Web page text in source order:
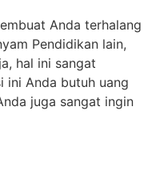
Anda terhalang
Pendidikan lain,
hal ini sangat
ini Anda butuh uang
juga sangat ingin